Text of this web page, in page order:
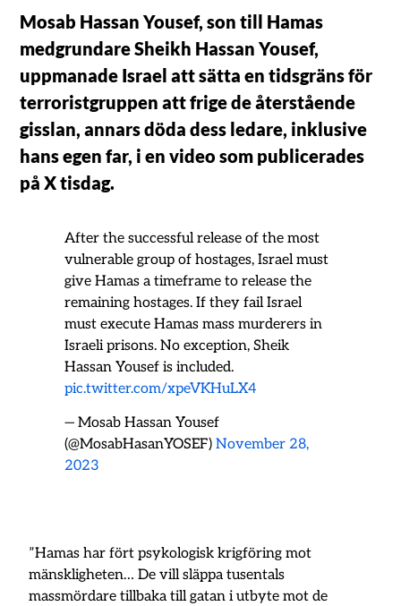
Mosab Hassan Yousef, son till Hamas
medgrundare Sheikh Hassan Yousef,
uppmanade Israel att sätta en tidsgräns för
terroristgruppen att frige de återstående
gisslan, annars döda dess ledare, inklusive
hans egen far, i en video som publicerades
på X tisdag.
After the successful release of the most
vulnerable group of hostages, Israel must
give Hamas a timeframe to release the
remaining hostages. If they fail Israel
must execute Hamas mass murderers in
Israeli prisons. No exception, Sheik
Hassan Yousef is included.
pic.twitter.com/xpeVKHuLX4
— Mosab Hassan Yousef
(@MosabHasanYOSEF)November 28,
2023
”Hamas har fört psykologisk krigföring mot
mänskligheten… De vill släppa tusentals
massmördare tillbaka till gatan i utbyte mot de